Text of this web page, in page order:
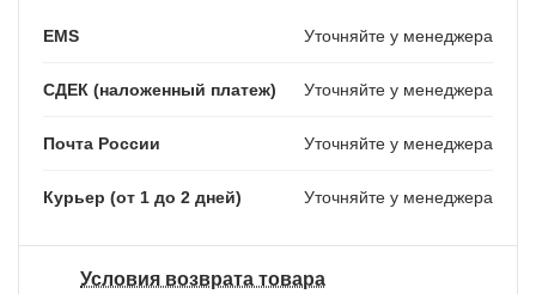
EMS Уточняйте у менеджера
СДЕК (наложенный платеж) Уточняйте у менеджера
Почта России Уточняйте у менеджера
Курьер (от 1 до 2 дней) Уточняйте у менеджера
Условия возврата товара